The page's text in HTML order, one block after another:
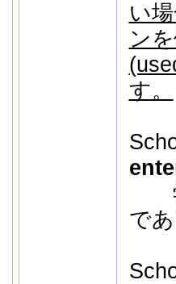
い
ン
す。
学
で